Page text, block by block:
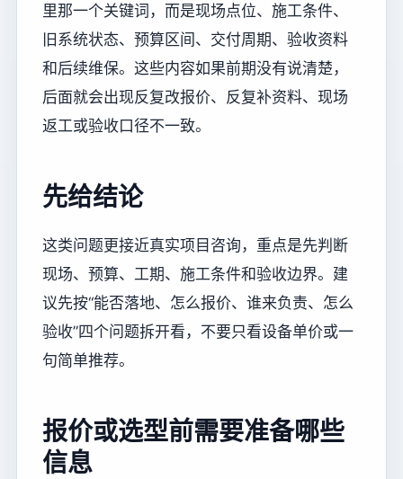
里那一个关键词，而是现场点位、施工条件、
旧系统状态、预算区间、交付周期、验收资料
和后续维保。这些内容如果前期没有说清楚，
后面就会出现反复改报价、反复补资料、现场
返工或验收口径不一致。
先给结论
这类问题更接近真实项目咨询，重点是先判断
现场、预算、工期、施工条件和验收边界。建
议先按“能否落地、怎么报价、谁来负责、怎么
验收”四个问题拆开看，不要只看设备单价或一
句简单推荐。
报价或选型前需要准备哪些
信息